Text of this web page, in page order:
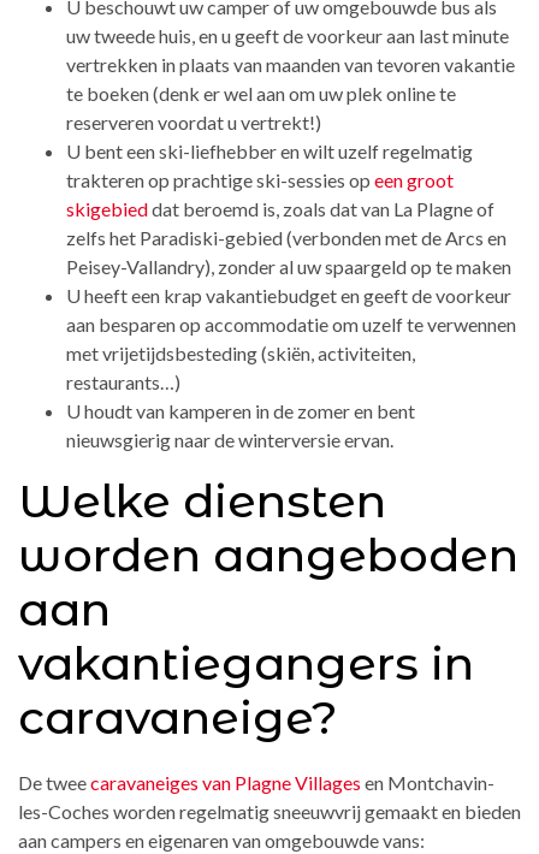
U beschouwt uw camper of uw omgebouwde bus als
uw tweede huis, en u geeft de voorkeur aan last minute
vertrekken in plaats van maanden van tevoren vakantie
te boeken (denk er wel aan om uw plek online te
reserveren voordat u vertrekt!)
U bent een ski-liefhebber en wilt uzelf regelmatig
trakteren op prachtige ski-sessies op een groot
skigebieddat beroemd is, zoals dat van La Plagne of
zelfs het Paradiski-gebied (verbonden met de Arcs en
Peisey-Vallandry), zonder al uw spaargeld op te maken
U heeft een krap vakantiebudget en geeft de voorkeur
aan besparen op accommodatie om uzelf te verwennen
met vrijetijdsbesteding (skiën, activiteiten,
restaurants…)
U houdt van kamperen in de zomer en bent
nieuwsgierig naar de winterversie ervan.
Welke diensten
worden aangeboden
aan
vakantiegangers in
caravaneige?
De tweecaravaneiges van Plagne Villages en Montchavin-
les-Coches worden regelmatig sneeuwvrij gemaakt en bieden
aan campers en eigenaren van omgebouwde vans: